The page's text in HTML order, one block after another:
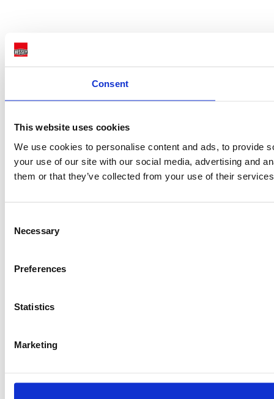
Consent
This website uses cookies
We use cookies to personalise content and ads, to provide
your use of our site with our social media, advertising and
them or that they’ve collected from your use of their
Selection
Necessary
Preferences
Statistics
Marketing